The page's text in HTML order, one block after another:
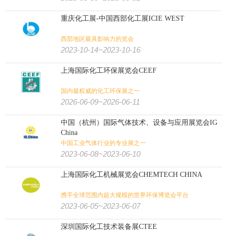
重庆化工展-中国西部化工展ICIE WEST
西部地区最具影响力的览会
2023-10-14~2023-10-16
上海国际化工环保展览会CEEF
国内最权威的化工环保展之一
2026-06-09~2026-06-11
中国（杭州）国际气体技术、设备与应用展览会IG
China
中国工业气体行业的专业展之一
2023-06-08~2023-06-10
上海国际化工机械展览会CHEMTECH CHINA
携手全球范围内超大规模的世界环保博览会平台
2023-06-05~2023-06-07
深圳国际化工技术装备展CTEE